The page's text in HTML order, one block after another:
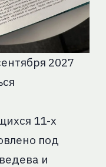
2027
11-х
под
и